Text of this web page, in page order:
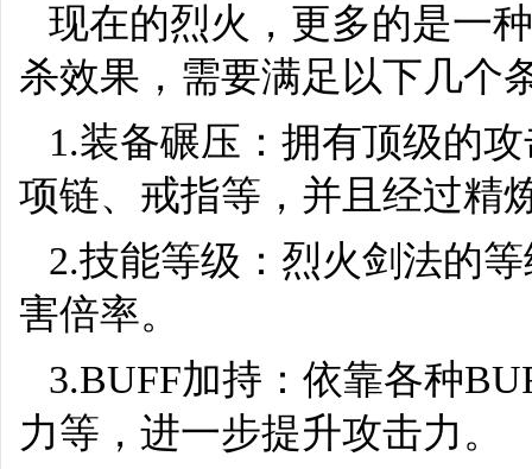
现在的烈火，更多的是一
杀效果，需要满足以下几个
1.装备碾压：拥有顶级的
项链、戒指等，并且经过精
2.技能等级：烈火剑法的
害倍率。
3.BUFF加持：依靠各种
力等，进一步提升攻击力。